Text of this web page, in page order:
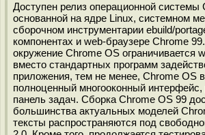
Доступен релиз операционной системы
основанной на ядре Linux, системном
сборочном инструментарии ebuild/
компонентах и web-браузере Chrome
окружение Chrome OS ограничивается
вместо стандартных программ
приложения, тем не менее, Chrome OS
полноценный многооконный интерфейс,
панель задач. Сборка Chrome OS 99
большинства актуальных моделей
тексты распространяются под